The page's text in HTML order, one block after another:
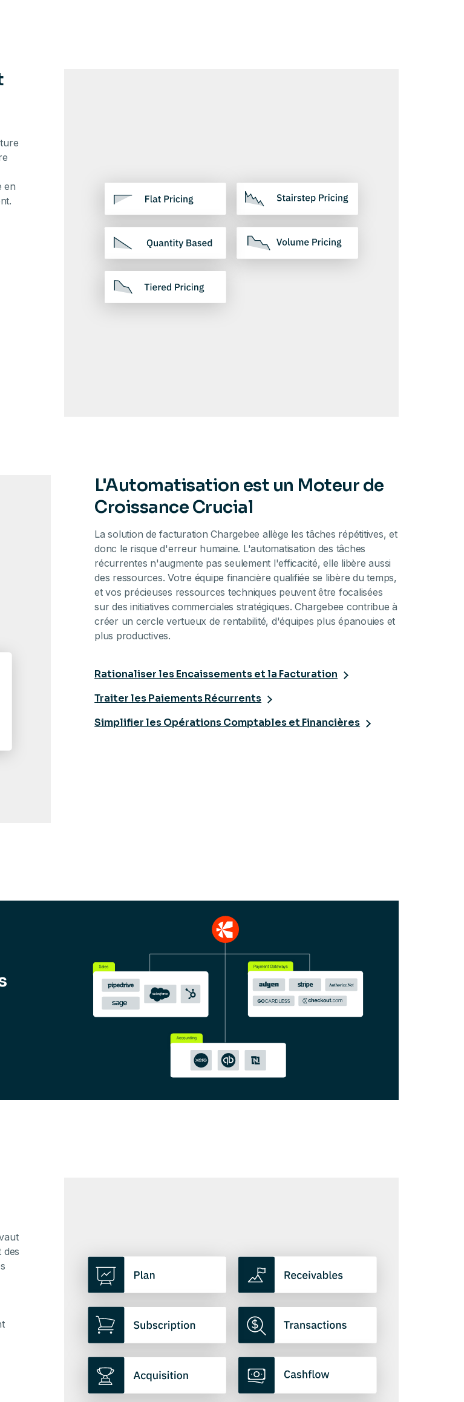
en
L'Automatisation est un Moteur de
Croissance Crucial
La solution de facturation Chargebee allège les tâches répétitives, et
donc le risque d'erreur humaine. L'automatisation des tâches
récurrentes n'augmente pas seulement l'efficacité, elle libère aussi
des ressources. Votre équipe financière qualifiée se libère du temps,
et vos précieuses ressources techniques peuvent être focalisées
sur des initiatives commerciales stratégiques. Chargebee contribue à
créer un cercle vertueux de rentabilité, d'équipes plus épanouies et
plus productives.
Rationaliser les Encaissements et la Facturation
Traiter les Paiements Récurrents
Simplifier les Opérations Comptables et Financières
des